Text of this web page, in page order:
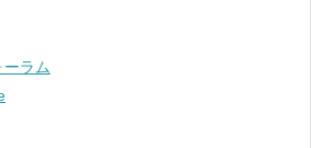
ラム